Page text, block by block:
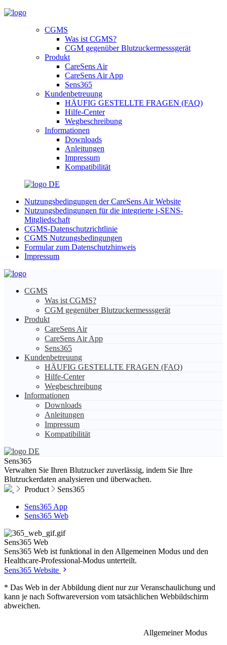
CGMS
Was ist CGMS?
CGM gegenüber Blutzuckermesssgerät
Produkt
CareSens Air
CareSens Air App
Sens365
Kundenbetreuung
HÄUFIG GESTELLTE FRAGEN (FAQ)
Hilfe-Center
Wegbeschreibung
Informationen
Downloads
Anleitungen
Impressum
Kompatibilität
DE
Nutzungsbedingungen der CareSens Air Website
Nutzungsbedingungen für die integrierte i-SENS-
Mitgliedschaft
CGMS-Datenschutzrichtlinie
CGMS Nutzungsbedingungen
Formular zum Datenschutzhinweis
Impressum
CGMS
Was ist CGMS?
CGM gegenüber Blutzuckermesssgerät
Produkt
CareSens Air
CareSens Air App
Sens365
Kundenbetreuung
HÄUFIG GESTELLTE FRAGEN (FAQ)
Hilfe-Center
Wegbeschreibung
Informationen
Downloads
Anleitungen
Impressum
Kompatibilität
DE
Sens365
Verwalten Sie Ihren Blutzucker zuverlässig, indem Sie Ihre
Blutzuckerdaten analysieren und überwachen.
Product
Sens365
Sens365 App
Sens365 Web
Sens365 Web
Sens365 Web ist funktional in den Allgemeinen Modus und den
Healthcare-Professional-Modus unterteilt.
Sens365 Website
* Das Web in der Abbildung dient nur zur Veranschaulichung und
kann je nach Softwareversion vom tatsächlichen Webbildschirm
abweichen.
Allgemeiner Modus